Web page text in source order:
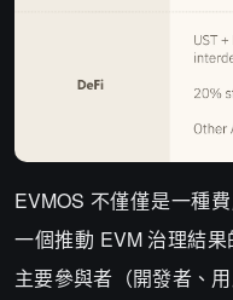
EVMOS 不僅僅是一種
一個推動 EVM 治理結
主要參與者（開發者、